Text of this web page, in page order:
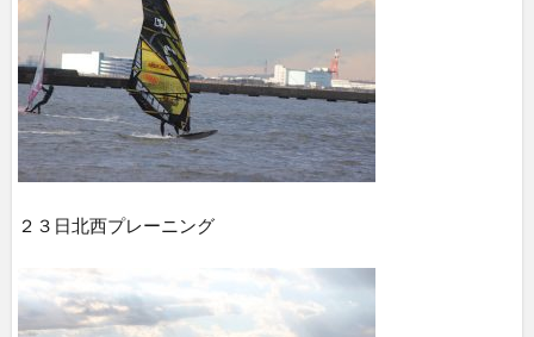
２３日北西プレーニング